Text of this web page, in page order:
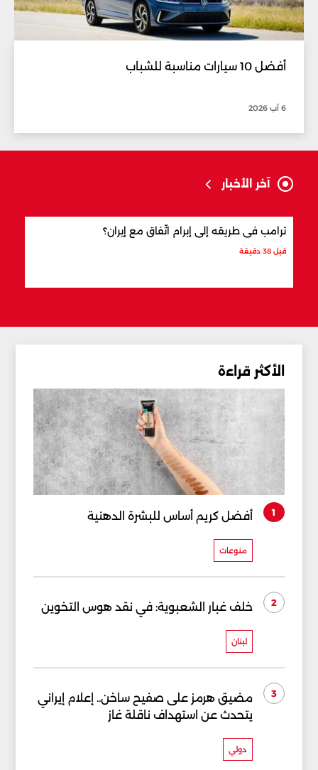
أفضل 10 سيارات مناسبة للشباب
6 آب 2026
آخر الأخبار
ترامب في طريقه إلى إبرام اتّفاق مع إيران؟
قبل 38 دقيقة
الأكثر قراءة
1 أفضل كريم أساس للبشرة الدهنية
منوعات
2 خلف غبار الشعبوية: في نقد هوس التخوين
لبنان
3
مضيق هرمز على صفيح ساخن.. إعلام إيراني
يتحدث عن استهداف ناقلة غاز
دولي